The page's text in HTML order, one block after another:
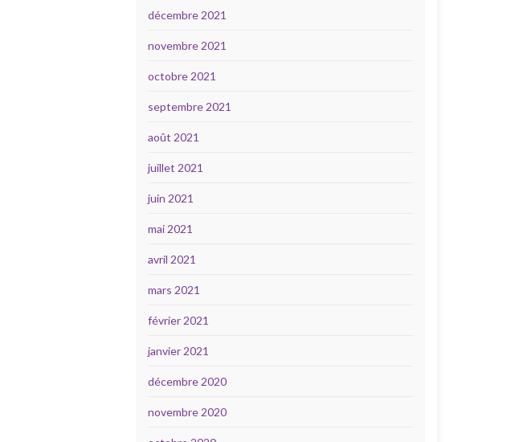
décembre 2021
novembre 2021
octobre 2021
septembre 2021
août 2021
juillet 2021
juin 2021
mai 2021
avril 2021
mars 2021
février 2021
janvier 2021
décembre 2020
novembre 2020